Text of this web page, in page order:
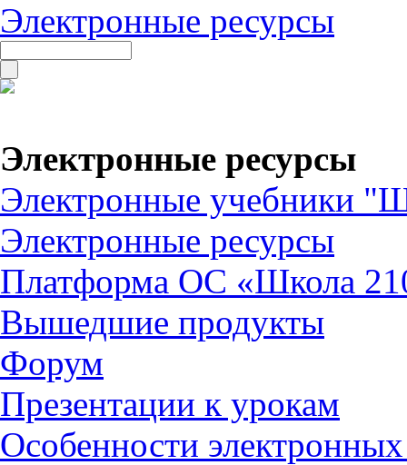
Электронные ресурсы
Электронные ресурсы
Электронные учебники
Электронные ресурсы
Платформа ОС «Школа
Вышедшие продукты
Форум
Презентации к урокам
Особенности